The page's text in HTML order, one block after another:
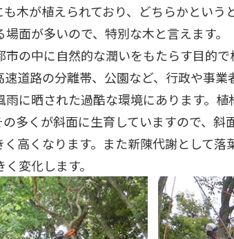
木が植えられており、どちらかとい
面が多いので、特別な木と言えます。
の中に自然的な潤いをもたらす目的
道路の分離帯、公園など、行政や事業
に晒された過酷な環境にあります。
多くが斜面に生育していますので、斜
高くなります。また新陳代謝として
変化します。